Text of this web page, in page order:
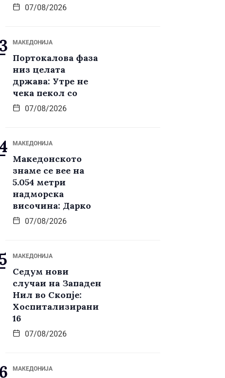
07/08/2026
МАКЕДОНИЈА
Портокалова фаза
низ целата
држава: Утре не
чека пекол со
07/08/2026
МАКЕДОНИЈА
Македонското
знаме се вее на
5.054 метри
надморска
височина: Дарко
07/08/2026
МАКЕДОНИЈА
Седум нови
случаи на Западен
Нил во Скопје:
Хоспитализирани
16
07/08/2026
МАКЕДОНИЈА